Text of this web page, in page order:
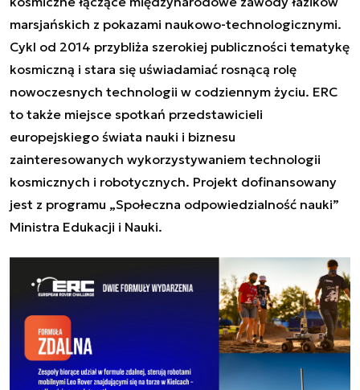
marsjańskich z pokazami naukowo-technologicznymi.
Cykl od 2014 przybliża szerokiej publiczności tematykę
kosmiczną i stara się uświadamiać rosnącą rolę
nowoczesnych technologii w codziennym życiu. ERC
to także miejsce spotkań przedstawicieli
europejskiego świata nauki i biznesu
zainteresowanych wykorzystywaniem technologii
kosmicznych i robotycznych. Projekt dofinansowany
jest z programu „Społeczna odpowiedzialność nauki”
Ministra Edukacji i Nauki.